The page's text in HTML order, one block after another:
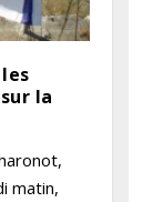
la
matin,